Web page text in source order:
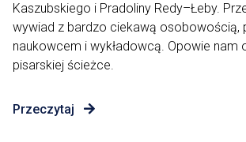
Kaszubskiego i Pradoliny Redy–Łeby.
wywiad z bardzo ciekawą osobowością,
naukowcem i wykładowcą. Opowie nam
pisarskiej ścieżce.
Przeczytaj